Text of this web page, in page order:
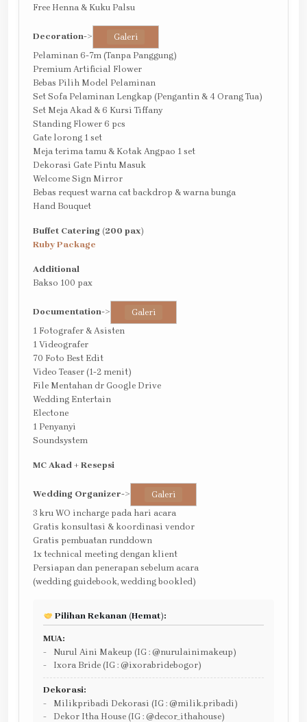
Free Henna & Kuku Palsu
Decoration-> Galeri
Pelaminan 6-7m (Tanpa Panggung)
Premium Artificial Flower
Bebas Pilih Model Pelaminan
Set Sofa Pelaminan Lengkap (Pengantin & 4 Orang Tua)
Set Meja Akad & 6 Kursi Tiffany
Standing Flower 6 pcs
Gate lorong 1 set
Meja terima tamu & Kotak Angpao 1 set
Dekorasi Gate Pintu Masuk
Welcome Sign Mirror
Bebas request warna cat backdrop & warna bunga
Hand Bouquet
Buffet Catering (200 pax)
Ruby Package
Additional
Bakso 100 pax
Documentation-> Galeri
1 Fotografer & Asisten
1 Videografer
70 Foto Best Edit
Video Teaser (1-2 menit)
File Mentahan dr Google Drive
Wedding Entertain
Electone
1 Penyanyi
Soundsystem
MC Akad + Resepsi
Wedding Organizer-> Galeri
3 kru WO incharge pada hari acara
Gratis konsultasi & koordinasi vendor
Gratis pembuatan runddown
1x technical meeting dengan klient
Persiapan dan penerapan sebelum acara
(wedding guidebook, wedding bookled)
Pilihan Rekanan (Hemat):
MUA:
Nurul Aini Makeup (IG : @nurulainimakeup)
Ixora Bride (IG : @ixorabridebogor)
Dekorasi:
Milikpribadi Dekorasi (IG : @milik.pribadi)
Dekor Itha House (IG : @decor_ithahouse)